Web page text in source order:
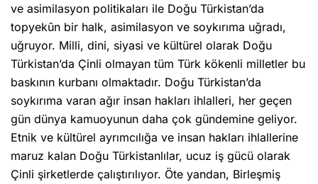
ve asimilasyon politikaları ile Doğu Türkistan’da
topyekûn bir halk, asimilasyon ve soykırıma uğradı,
uğruyor. Milli, dini, siyasi ve kültürel olarak Doğu
Türkistan’da Çinli olmayan tüm Türk kökenli milletler bu
baskının kurbanı olmaktadır. Doğu Türkistan’da
soykırıma varan ağır insan hakları ihlalleri, her geçen
gün dünya kamuoyunun daha çok gündemine geliyor.
Etnik ve kültürel ayrımcılığa ve insan hakları ihlallerine
maruz kalan Doğu Türkistanlılar, ucuz iş gücü olarak
Çinli şirketlerde çalıştırılıyor. Öte yandan, Birleşmiş